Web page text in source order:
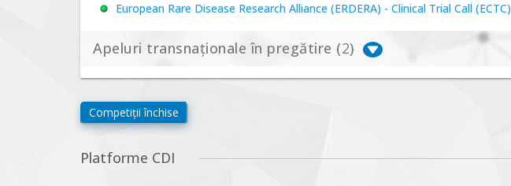
European Rare Disease Research Alliance (ERDERA) - Clinical Trial Call (ECTC)
Apeluri transnaționale în pregătire (2)
viitoare", Competiția 2026
Driving Urban Transitions Partnership Call for proposals n°5 (DUT-2026)
Competiții închise
Platforme CDI